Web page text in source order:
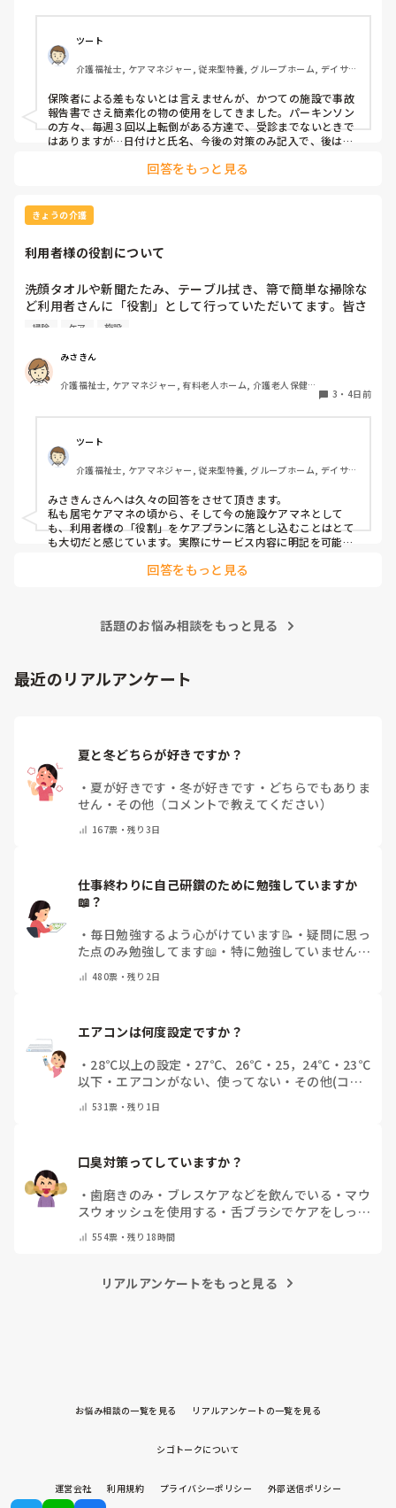
ており、氏名年齢生年月日等プロフィールとヒヤリ発生場所
の詳細、発生前後の経緯・予測される被害・対応策のフリー
記載と非常に煩雑です。
一時、フリー記載だけでも減らそうと、丸をつけて選択す
る方式を取ろうとしたのですが、あまり浸透せず…。
そこで、再度報告書の書式変更を検討したく、使いやすい
る書式は使いやすかったよ、とかこのアプリだとやりやすい
いただきたいです。
ツート
介護福祉士, ケアマネジャー, 従来型特養, グループホーム, デイサー
保険者による差もないとは言えませんが、かつての施設で事故
報告書でさえ簡素化の物の使用をしてきました。パーキンソン
の方々、毎週３回以上転倒がある方達で、受診までないときで
はありますが…日付けと氏名、今後の対策のみ記入で、後は○
所や、店頭前の行動（何をしようとしていたか）、ぶつけた箇
ルルールの考え方も否定はできませんが、実際、厚労省の調査
研究でも、施設ごとに事故・ヒヤリハットの整理や様式を独自
正しくないとも思いますが、ヒヤリハット位簡素化はできるで
回答をもっと見る
きょうの介護
利用者様の役割について
洗顔タオルや新聞たたみ、テーブル拭き、箒で簡単な掃除な
ど利用者さんに「役割」として行っていただいてます。皆さ
んの施設では他にどんな役割がありますか？たまに時間を持
ります。今検討しているのは、食器洗いやスタッフと一緒に
行くゴミ出しなどです。
掃除 ケア 施設
みさきん
介護福祉士, ケアマネジャー, 有料老人ホーム, 介護老人保健施
3 ・ 4日前
ツート
介護福祉士, ケアマネジャー, 従来型特養, グループホーム, デイサー
みさきんさんへは久々の回答をさせて頂きます。
私も居宅ケアマネの頃から、そして今の施設ケアマネとして
も、利用者様の「役割」をケアプランに落とし込むことはとて
も大切だと感じています。実際にサービス内容に明記を可能な
す。 役割を持つことは、その方の自信や生きがいにつながりま
になります。
回答をもっと見る
話題のお悩み相談をもっと見る
最近のリアルアンケート
夏と冬どちらが好きですか？
・ 夏が好きです ・冬が好きです ・ どちらでもありま
せん ・ その他（コメントで教えてください）
167票・残り3日
仕事終わりに自己研鑽のために勉強していますか
📖？
・ 毎日勉強するよう心がけています📝 ・疑問に思っ
た点のみ勉強してます📖 ・ 特に勉強していません・
480票・残り2日
エアコンは何度設定ですか？
・ 28℃以上の設定 ・ 27℃、26℃ ・ 25，24℃ ・ 23℃
以下 ・ エアコンがない、使ってない ・ その他(コメ
531票・残り1日
口臭対策ってしていますか？
・歯磨きのみ ・ ブレスケアなどを飲んでいる ・ マウ
スウォッシュを使用する ・ 舌ブラシでケアをしっか
いない・その他（コメントで教えてください）
554票・残り18時間
リアルアンケートをもっと見る
お悩み相談の一覧を見る リアルアンケートの一覧を見る
シゴトークについて
運営会社 利用規約 プライバシーポリシー 外部送信ポリシー